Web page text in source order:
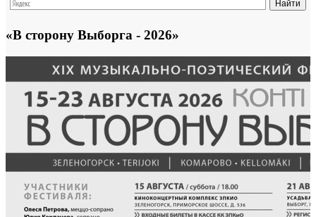
«В сторону Выборга - 2026»